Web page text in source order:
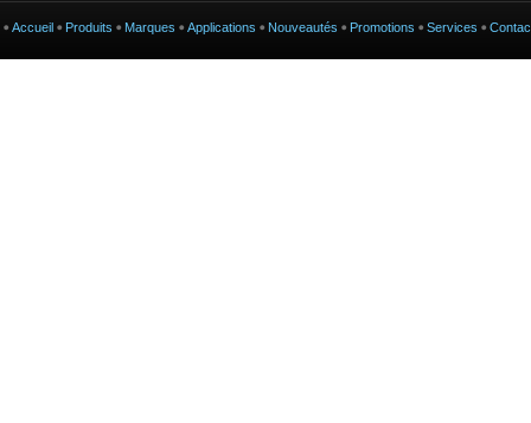
Accueil Produits Marques Applications Nouveautés Promotions Services